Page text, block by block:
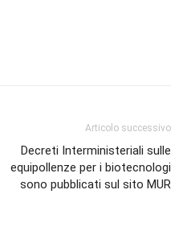
Articolo successivo
Decreti Interministeriali sulle
equipollenze per i biotecnologi
sono pubblicati sul sito MUR